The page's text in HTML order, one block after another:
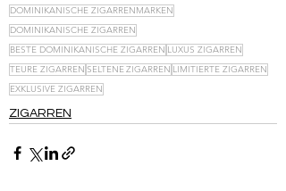
DOMINIKANISCHE ZIGARRENMARKEN
DOMINIKANISCHE ZIGARREN
BESTE DOMINIKANISCHE ZIGARREN LUXUS ZIGARREN
TEURE ZIGARREN SELTENE ZIGARREN LIMITIERTE ZIGARREN
EXKLUSIVE ZIGARREN
ZIGARREN